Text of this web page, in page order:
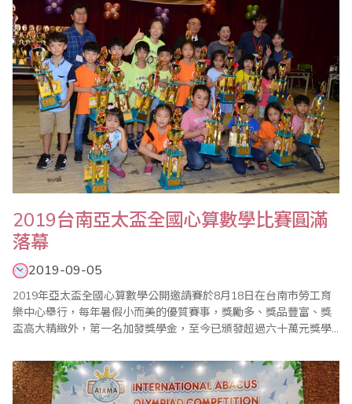
2019台南亞太盃全國心算數學比賽圓滿
落幕
2019-09-05
2019年亞太盃全國心算數學公開邀請賽於8月18日在台南市勞工育
樂中心舉行，每年暑假小而美的優質賽事，獎勵多、獎品豐富、獎
盃高大精緻外，第一名加發獎學金，至今已頒發超過六十萬元獎學
且各組名列前矛的選手特別頒發台南市政府教育局長獎狀，亞太盃
一貫秉持公平、公正、公開的核心原則辦理，使參加單位對亞太盃
皆表達高度的肯定。 大會頒獎典禮於上午1..